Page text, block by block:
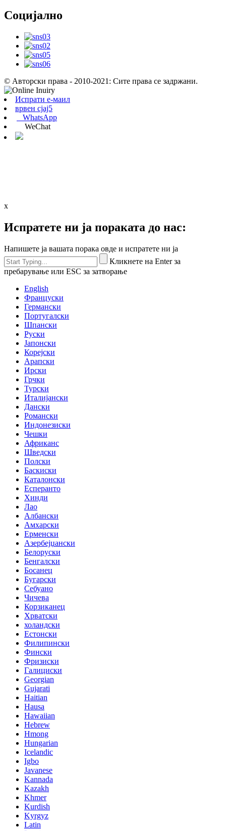
Социјално
© Авторски права - 2010-2021: Сите права се задржани.
Испрати е-маил
врвен сјај5
WhatsApp
WeChat
x
Испратете ни ја пораката до нас:
Напишете ја вашата порака овде и испратете ни ја
Кликнете на Enter за
пребарување или ESC за затворање
English
Француски
Германски
Португалски
Шпански
Руски
Јапонски
Корејски
Арапски
Ирски
Грчки
Турски
Италијански
Дански
Романски
Индонезиски
Чешки
Африканс
Шведски
Полски
Баскиски
Каталонски
Есперанто
Хинди
Лао
Албански
Амхарски
Ерменски
Азербејџански
Белоруски
Бенгалски
Босанец
Бугарски
Себуано
Чичева
Корзиканец
Хрватски
холандски
Естонски
Филипински
Фински
Фризиски
Галициски
Georgian
Gujarati
Haitian
Hausa
Hawaiian
Hebrew
Hmong
Hungarian
Icelandic
Igbo
Javanese
Kannada
Kazakh
Khmer
Kurdish
Kyrgyz
Latin